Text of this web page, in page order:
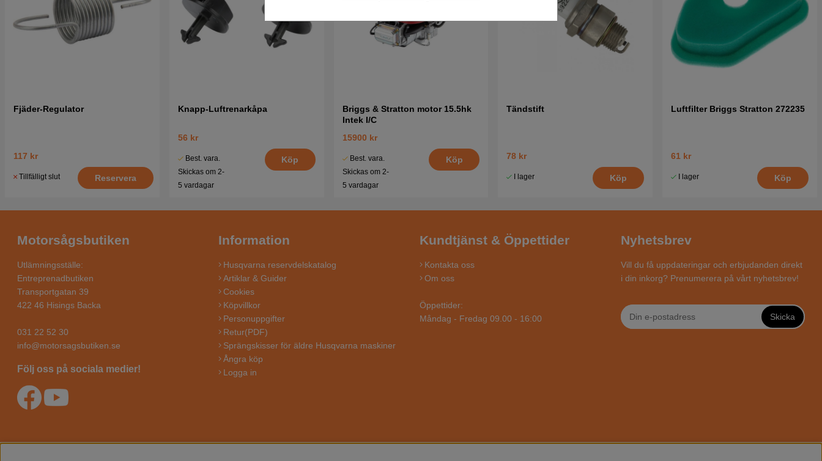
Fjäder-Regulator
117 kr
Tillfälligt slut Reservera
Knapp-Luftrenarkåpa
56 kr
Best. vara.
Skickas om 2-
5 vardagar
Köp
Briggs & Stratton motor 15.5hk
Intek I/C
15900 kr
Best. vara.
Skickas om 2-
5 vardagar
Köp
Tändstift
78 kr
I lager Köp
Luftfilter Briggs Stratton 272235
61 kr
I lager Köp
Motorsågsbutiken
Utlämningsställe:
Entreprenadbutiken
Transportgatan 39
422 46 Hisings Backa
031 22 52 30
info@motorsagsbutiken.se
Följ oss på sociala medier!
Information
Husqvarna reservdelskatalog
Artiklar & Guider
Cookies
Köpvillkor
Personuppgifter
Retur(PDF)
Sprängskisser för äldre Husqvarna maskiner
Ångra köp
Logga in
Kundtjänst & Öppettider
Kontakta oss
Om oss
Öppettider:
Måndag - Fredag 09.00 - 16:00
Nyhetsbrev
Vill du få uppdateringar och erbjudanden direkt
i din inkorg? Prenumerera på vårt nyhetsbrev!
Skicka